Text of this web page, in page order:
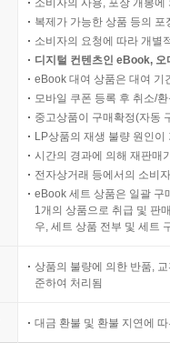
소비자의 사용, 포장 개봉
복제가 가능한 상품 등의
소비자의 요청에 따라 개별
디지털 컨텐츠인 eBook,
eBook 대여 상품은 대여 기
모바일 쿠폰 등록 후 취소/
중고상품이 구매확정(자동
LP상품의 재생 불량 원인
시간의 경과에 의해 재판매
전자상거래 등에서의 소비
eBook 세트 상품은 일괄 구
1개의 상품으로 취급 및 판
우, 세트 상품 전부 및 세트
상품의 불량에 의한 반품,
준하여 처리됨
대금 환불 및 환불 지연에